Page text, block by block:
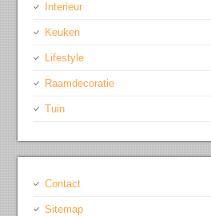
Interieur
Keuken
Lifestyle
Raamdecoratie
Tuin
Contact
Sitemap